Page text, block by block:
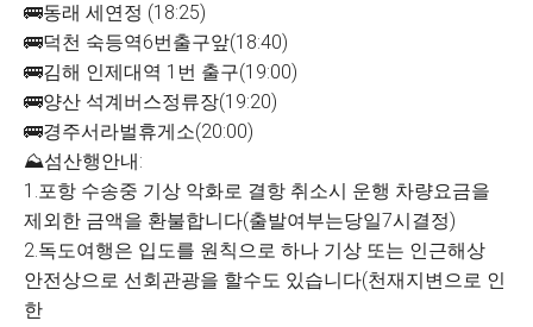
🚌동래 세연정 (18:25)
🚌덕천 숙등역6번출구앞(18:40)
🚌김해 인제대역 1번 출구(19:00)
🚌양산 석계버스정류장(19:20)
🚌경주서라벌휴게소(20:00)
⛰섬산행안내:
1.포항 수송중 기상 악화로 결항 취소시 운행 차량요금을
제외한 금액을 환불합니다(출발여부는당일7시결정)
2.독도여행은 입도를 원칙으로 하나 기상 또는 인근해상
안전상으로 선회관광을 할수도 있습니다(천재지변으로 인
한